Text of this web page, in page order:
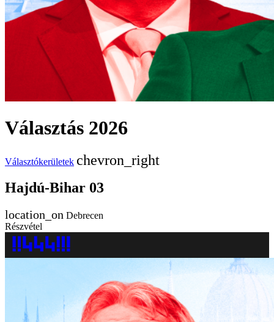
Választás 2026
Választókerületek
Hajdú-Bihar 03
Debrecen
Részvétel